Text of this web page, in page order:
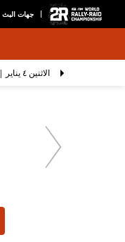
جهات البث
الاثنين ٤ يناير |